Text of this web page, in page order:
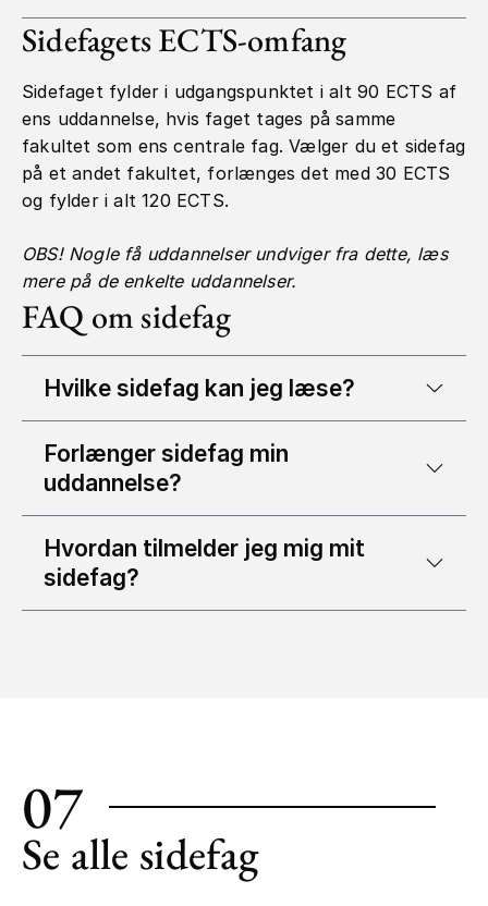
Sidefagets ECTS-omfang
Sidefaget fylder i udgangspunktet i alt 90 ECTS af
ens uddannelse, hvis faget tages på samme
fakultet som ens centrale fag. Vælger du et sidefag
på et andet fakultet, forlænges det med 30 ECTS
og fylder i alt 120 ECTS.
OBS! Nogle få uddannelser undviger fra dette, læs
mere på de enkelte uddannelser.
FAQ om sidefag
Hvilke sidefag kan jeg læse?
Forlænger sidefag min
uddannelse?
Hvordan tilmelder jeg mig mit
sidefag?
07
Se alle sidefag